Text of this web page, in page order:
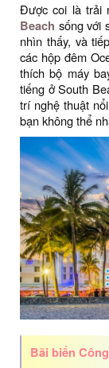
Được coi là trải
Beach sống với
nhìn thấy, và
các hộp đêm
thích bộ máy
tiếng ở South
trí nghệ thuật
bạn không thể
Bãi biển